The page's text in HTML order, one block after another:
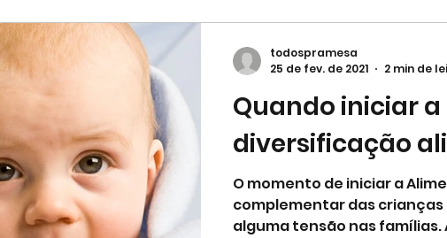
Quando iniciar a
diversificação
O momento de iniciar a
complementar das crianças
alguma tensão nas famílias.
todospramesa
25 de fev. de 2021
2 min de